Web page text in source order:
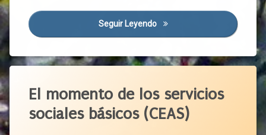
Nueva
Normalidad
Pandemia
La
Transición
Presencialidad
Seguir Leyendo La Gestión De La Ciudad
Cultura
Desarrollo
Desarrollo
Desigualdad
Económica
El momento de los servicios
sociales básicos (CEAS)
Abandono
Atención